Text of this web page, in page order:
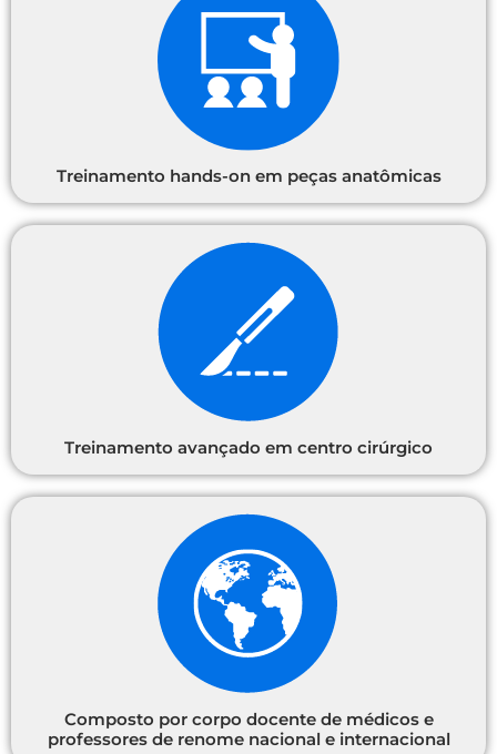
Treinamento hands-on em peças anatômicas
Treinamento avançado em centro cirúrgico
Composto por corpo docente de médicos e
professores de renome nacional e internacional